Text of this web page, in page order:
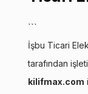
```
İşbu Ticari
tarafından
kilifmax.com
Çark Çevir